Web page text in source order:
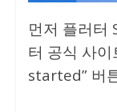
먼저 플러터
터 공식 사
started” 버